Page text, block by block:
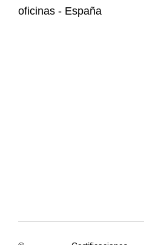
oficinas - España